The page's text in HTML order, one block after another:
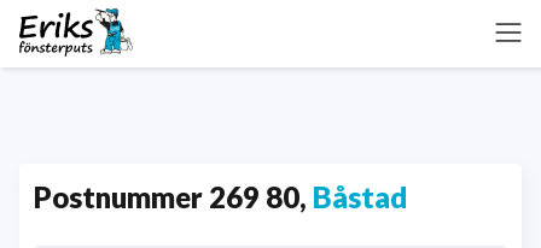
Postnummer 269 80, Båstad